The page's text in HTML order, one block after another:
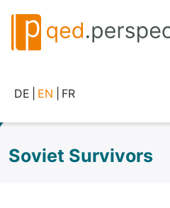
DE EN FR
Soviet Survivors